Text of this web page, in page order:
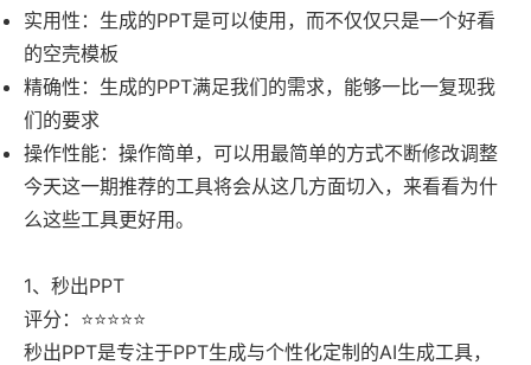
实用性：生成的PPT是可以使用，而不仅仅只是一个好看
的空壳模板
精确性：生成的PPT满足我们的需求，能够一比一复现我
们的要求
操作性能：操作简单，可以用最简单的方式不断修改调整
今天这一期推荐的工具将会从这几方面切入，来看看为什
么这些工具更好用。
1、秒出PPT
评分：⭐⭐⭐⭐⭐
秒出PPT是专注于PPT生成与个性化定制的AI生成工具，